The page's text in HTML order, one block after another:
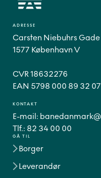
GÅ TIL
Borger
Leverandør
ADRESSE
Carsten Niebuhrs
1577 København V
CVR 18632276
EAN 5798 000 89 32 07
KONTAKT
E-mail:
Tlf.: 82 34 00 00